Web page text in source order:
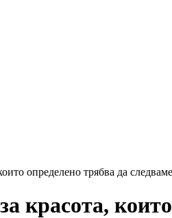
красота,